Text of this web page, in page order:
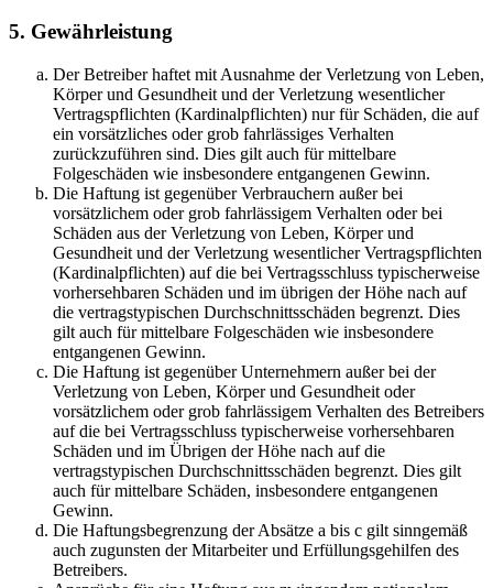
5. Gewährleistung
Der Betreiber haftet mit Ausnahme der Verletzung von Leben,
Körper und Gesundheit und der Verletzung wesentlicher
Vertragspflichten (Kardinalpflichten) nur für Schäden, die auf
ein vorsätzliches oder grob fahrlässiges Verhalten
zurückzuführen sind. Dies gilt auch für mittelbare
Folgeschäden wie insbesondere entgangenen Gewinn.
Die Haftung ist gegenüber Verbrauchern außer bei
vorsätzlichem oder grob fahrlässigem Verhalten oder bei
Schäden aus der Verletzung von Leben, Körper und
Gesundheit und der Verletzung wesentlicher Vertragspflichten
(Kardinalpflichten) auf die bei Vertragsschluss typischerweise
vorhersehbaren Schäden und im übrigen der Höhe nach auf
die vertragstypischen Durchschnittsschäden begrenzt. Dies
gilt auch für mittelbare Folgeschäden wie insbesondere
entgangenen Gewinn.
Die Haftung ist gegenüber Unternehmern außer bei der
Verletzung von Leben, Körper und Gesundheit oder
vorsätzlichem oder grob fahrlässigem Verhalten des Betreibers
auf die bei Vertragsschluss typischerweise vorhersehbaren
Schäden und im Übrigen der Höhe nach auf die
vertragstypischen Durchschnittsschäden begrenzt. Dies gilt
auch für mittelbare Schäden, insbesondere entgangenen
Gewinn.
Die Haftungsbegrenzung der Absätze a bis c gilt sinngemäß
auch zugunsten der Mitarbeiter und Erfüllungsgehilfen des
Betreibers.